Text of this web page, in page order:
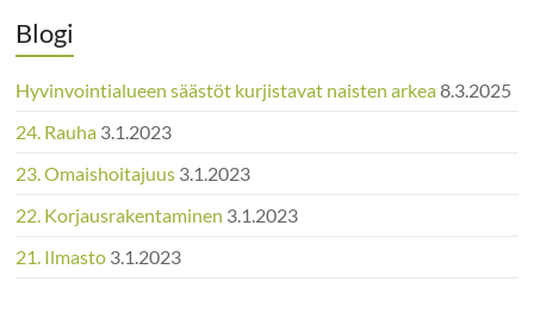
Blogi
Hyvinvointialueen säästöt kurjistavat naisten arkea8.3.2025
24. Rauha 3.1.2023
23. Omaishoitajuus 3.1.2023
22. Korjausrakentaminen 3.1.2023
21. Ilmasto 3.1.2023